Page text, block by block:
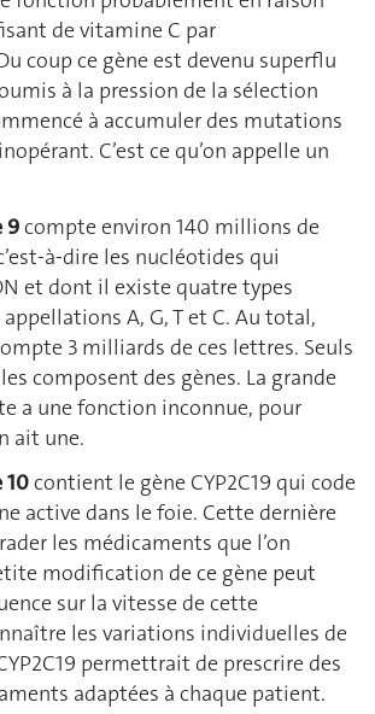
de vitamine C par
coup ce gène est devenu superflu
à la pression de la sélection
à accumuler des mutations
C’est ce qu’on appelle un
9compte environ 140 millions de
à-dire les nucléotides qui
et dont il existe quatre types
A, G, T et C. Au total,
3 milliards de ces lettres. Seuls
composent des gènes. La grande
a une fonction inconnue, pour
ait une.
10contient le gène CYP2C19 qui code
active dans le foie. Cette dernière
les médicaments que l’on
modification de ce gène peut
sur la vitesse de cette
les variations individuelles de
permettrait de prescrire des
adaptées à chaque patient.